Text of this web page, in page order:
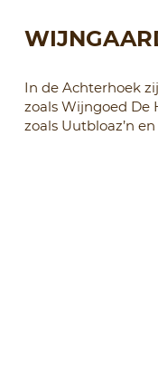
In de Achterhoek
zoals Wijngoed De
zoals Uutbloaz’n